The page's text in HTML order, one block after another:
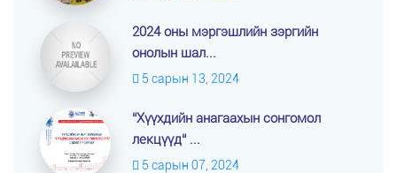
2024 оны мэргэшлийн зэргийн
онолын шал...
5 сарын 13, 2024
“Хүүхдийн анагаахын сонгомол
лекцүүд“ ...
5 сарын 07, 2024